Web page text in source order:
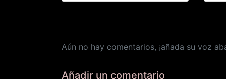
Aún no hay comentarios, ¡añada su voz
Añadir un comentario